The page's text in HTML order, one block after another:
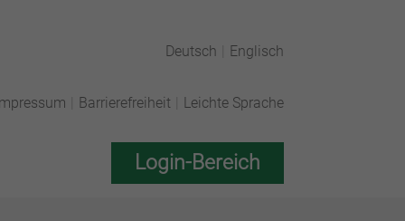
Deutsch Englisch
Barrierefreiheit Leichte Sprache
Login-Bereich